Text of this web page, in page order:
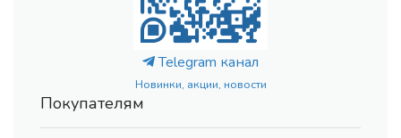
Telegram канал
Новинки, акции, новости
Покупателям